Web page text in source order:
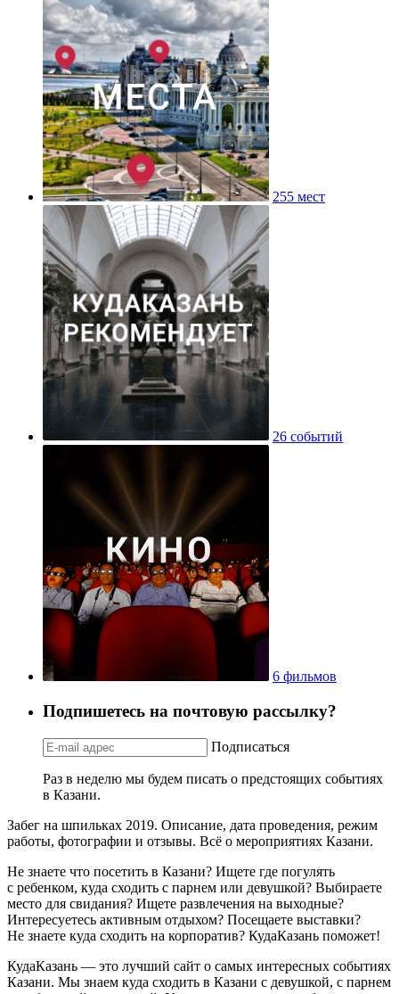
255 мест
26 событий
6 фильмов
Подпишетесь на почтовую рассылку?
Подписаться
Раз в неделю мы будем писать о предстоящих событиях
в Казани.
Забег на шпильках 2019. Описание, дата проведения, режим
работы, фотографии и отзывы. Всё о мероприятиях Казани.
Не знаете что посетить в Казани? Ищете где погулять
с ребенком, куда сходить с парнем или девушкой? Выбираете
место для свидания? Ищете развлечения на выходные?
Интересуетесь активным отдыхом? Посещаете выставки?
Не знаете куда сходить на корпоратив? КудаКазань поможет!
КудаКазань — это лучший сайт о самых интересных событиях
Казани. Мы знаем куда сходить в Казани с девушкой, с парнем